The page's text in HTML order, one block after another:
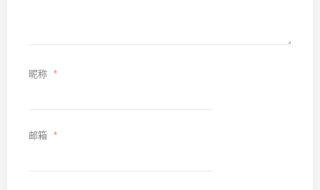
昵称 *
邮箱 *